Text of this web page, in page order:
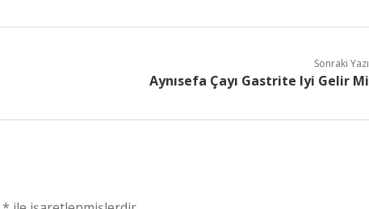
Sonraki Yazı
Aynısefa Çayı Gastrite Iyi Gelir Mi